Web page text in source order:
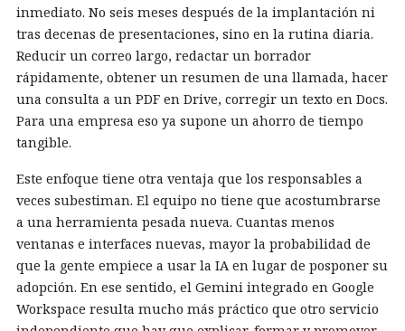
inmediato. No seis meses después de la implantación ni
tras decenas de presentaciones, sino en la rutina diaria.
Reducir un correo largo, redactar un borrador
rápidamente, obtener un resumen de una llamada, hacer
una consulta a un PDF en Drive, corregir un texto en Docs.
Para una empresa eso ya supone un ahorro de tiempo
tangible.
Este enfoque tiene otra ventaja que los responsables a
veces subestiman. El equipo no tiene que acostumbrarse
a una herramienta pesada nueva. Cuantas menos
ventanas e interfaces nuevas, mayor la probabilidad de
que la gente empiece a usar la IA en lugar de posponer su
adopción. En ese sentido, el Gemini integrado en Google
Workspace resulta mucho más práctico que otro servicio